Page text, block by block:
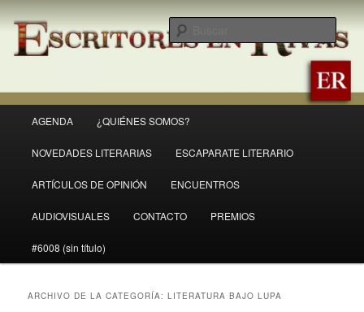
Ir
al
contenido
principal
Ir
al
contenido
secundario
Revista Escritores en Rivas
principal
AGENDA ¿QUIÉNES SOMOS?
NOVEDADES LITERARIAS ESCAPARATE LITERARIO
ARTÍCULOS DE OPINIÓN ENCUENTROS
AUDIOVISUALES CONTACTO PREMIOS
#6008 (sin título)
ARCHIVO DE LA CATEGORÍA:LITERATURA BAJO LUPA